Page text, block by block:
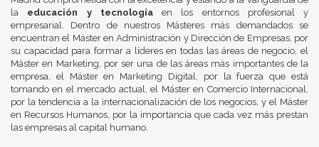
la educación y tecnologíaen los entornos profesional y
empresarial. Dentro de nuestros Másteres más demandados se
encuentran el Máster en Administración y Dirección de Empresas, por
su capacidad para formar a líderes en todas las áreas de negocio, el
Máster en Marketing, por ser una de las áreas más importantes de la
empresa, el Máster en Marketing Digital, por la fuerza que está
tomando en el mercado actual, el Máster en Comercio Internacional,
por la tendencia a la internacionalización de los negocios, y el Máster
en Recursos Humanos, por la importancia que cada vez más prestan
las empresas al capital humano.